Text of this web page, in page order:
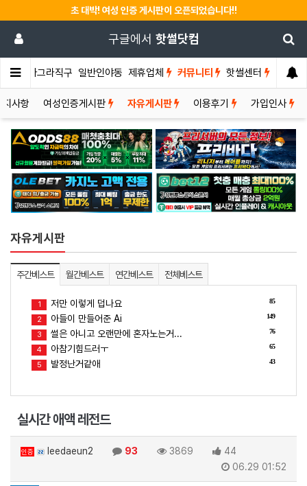
초 대박! 여성 인증 게시판이 오픈되었습니다!!
구글에서 핫썰닷컴
비아그라직구 일반인야동 제휴업체 커뮤니티 핫썰센터
지사항 여성인증게시판 자유게시판 이용후기 가입인사
자유게시판
주간베스트 월간베스트 연간베스트 전체베스트
85
1 저만 이렇게 덥나요
149
2 아들이 만들어준 Ai
76
3 썰은 아니고 오랜만에 혼자노는거...
65
4 아참기힘드러ㅜ
43
5 발정난거같애
실시간 애액 레전드
인증 leedaeun2 93 3869
44
06.29 01:52